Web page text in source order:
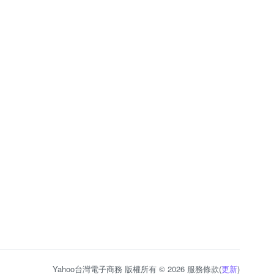
Yahoo台灣電子商務 版權所有 © 2026 服務條款(更新)